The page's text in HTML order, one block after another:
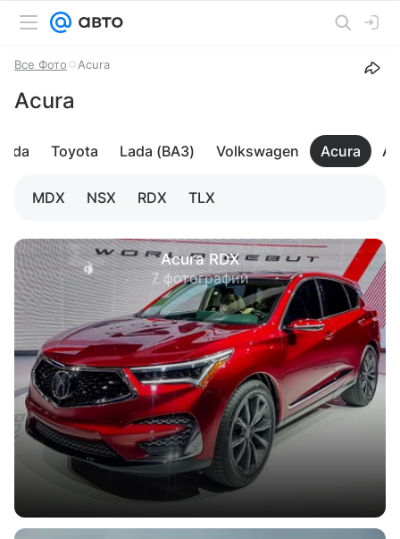
Все Фото Acura
Acura
Toyota Lada (ВАЗ) Volkswagen Acura
MDX NSX RDX TLX
Acura RDX
7 фотографий